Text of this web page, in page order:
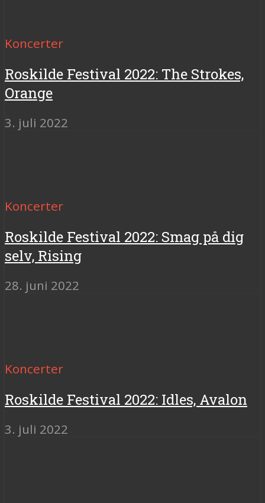
Koncerter
Roskilde Festival 2022: The Strokes,
Orange
3. juli 2022
Koncerter
Roskilde Festival 2022: Smag på dig
selv, Rising
28. juni 2022
Koncerter
Roskilde Festival 2022: Idles, Avalon
3. juli 2022